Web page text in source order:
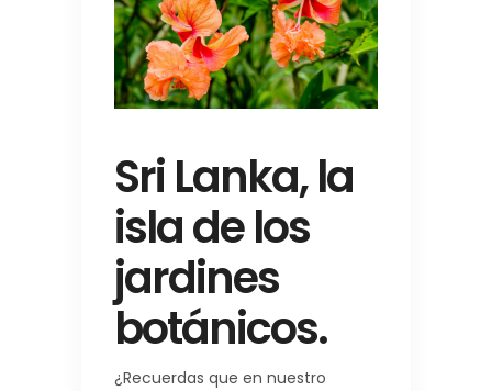
Sri Lanka, la
isla de los
jardines
botánicos.
¿Recuerdas que en nuestro